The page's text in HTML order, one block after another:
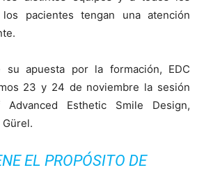
pacientes tengan una atención
su apuesta por la formación, EDC
23 y 24 de noviembre la sesión
Advanced Esthetic Smile Design,
EL PROPÓSITO DE